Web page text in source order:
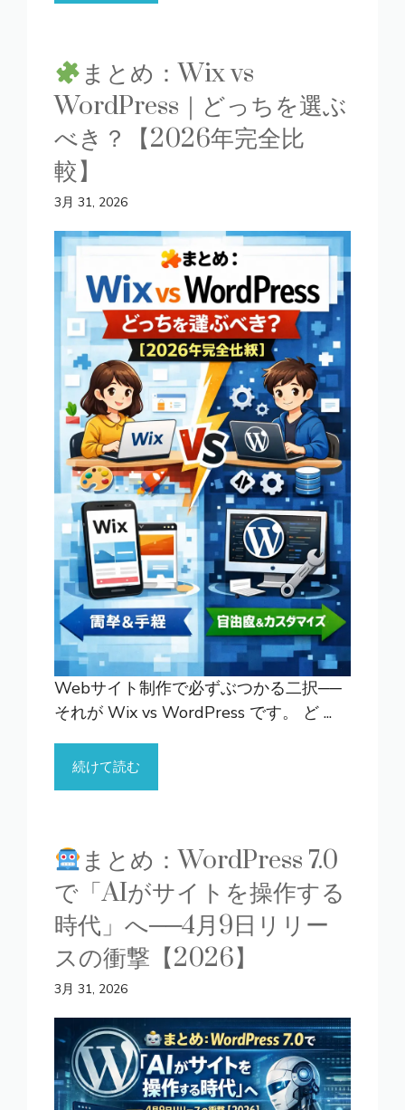
まとめ：Wix vs
WordPress｜どっちを選ぶ
べき？【2026年完全比
較】
3月 31, 2026
Webサイト制作で必ずぶつかる二択──
それが Wix vs WordPress です。 ど ...
続けて読む
まとめ：WordPress 7.0
で「AIがサイトを操作する
時代」へ──4月9日リリー
スの衝撃【2026】
3月 31, 2026